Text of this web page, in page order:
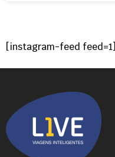
[instagram-feed feed=1]